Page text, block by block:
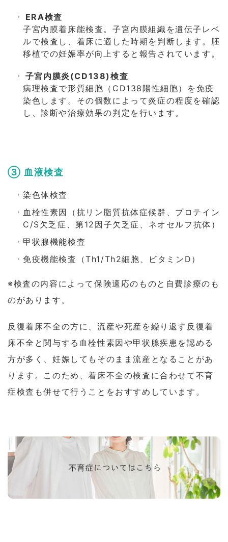
ERA検査
子宮内膜着床能検査。子宮内膜組織を遺伝子レベ
ルで検査し、着床に適した時期を判断します。胚
移植での妊娠率が向上すると報告されています。
子宮内膜炎(CD138)検査
病理検査で形質細胞（CD138陽性細胞）を免疫
染色します。その個数によって炎症の程度を確認
し、診断や治療効果の判定を行います。
③ 血液検査
染色体検査
血栓性素因（抗リン脂質抗体症候群、プロテイン
C/S欠乏症、第12因子欠乏症、ネオセルフ抗体）
甲状腺機能検査
免疫機能検査（Th1/Th2細胞、ビタミンD）
※検査の内容によって保険適応のものと自費診療のも
のがあります。
反復着床不全の方に、流産や死産を繰り返す反復着
床不全と関与する血栓性素因や甲状腺疾患を認める
方が多く、妊娠してもそのまま流産となることがあ
ります。このため、着床不全の検査に合わせて不育
症検査も併せて行うことをおすすめしています。